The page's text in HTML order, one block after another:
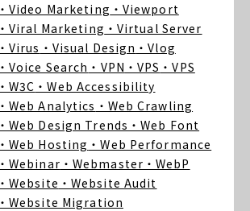
・Video Marketing ・Viewport
・Viral Marketing ・Virtual Server
・Virus ・Visual Design ・Vlog
・Voice Search ・VPN ・VPS ・VPS
・W3C ・Web Accessibility
・Web Analytics ・Web Crawling
・Web Design Trends ・Web Font
・Web Hosting ・Web Performance
・Webinar ・Webmaster ・WebP
・Website ・Website Audit
・Website Migration